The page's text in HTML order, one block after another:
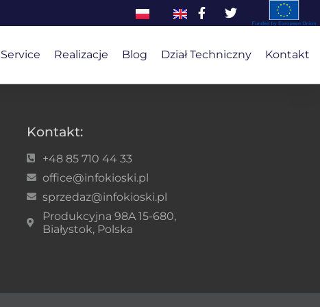
Realizacje Blog Dział Techniczny Kontakt
Kontakt:
+48 85 710 44 33
office@infokioski.pl
sprzedaz@infokioski.pl
Produkcyjna 98A 15-680,
Białystok, Polska